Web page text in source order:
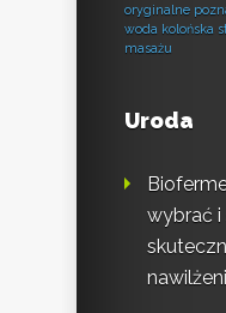
oryginalne
woda kolońska
masażu
Uroda
wybrać